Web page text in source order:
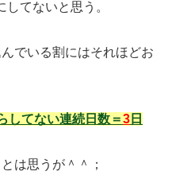
てないと思う。
でいる割にはそれほどお
してない連続日数＝3 日
は思うが＾＾；